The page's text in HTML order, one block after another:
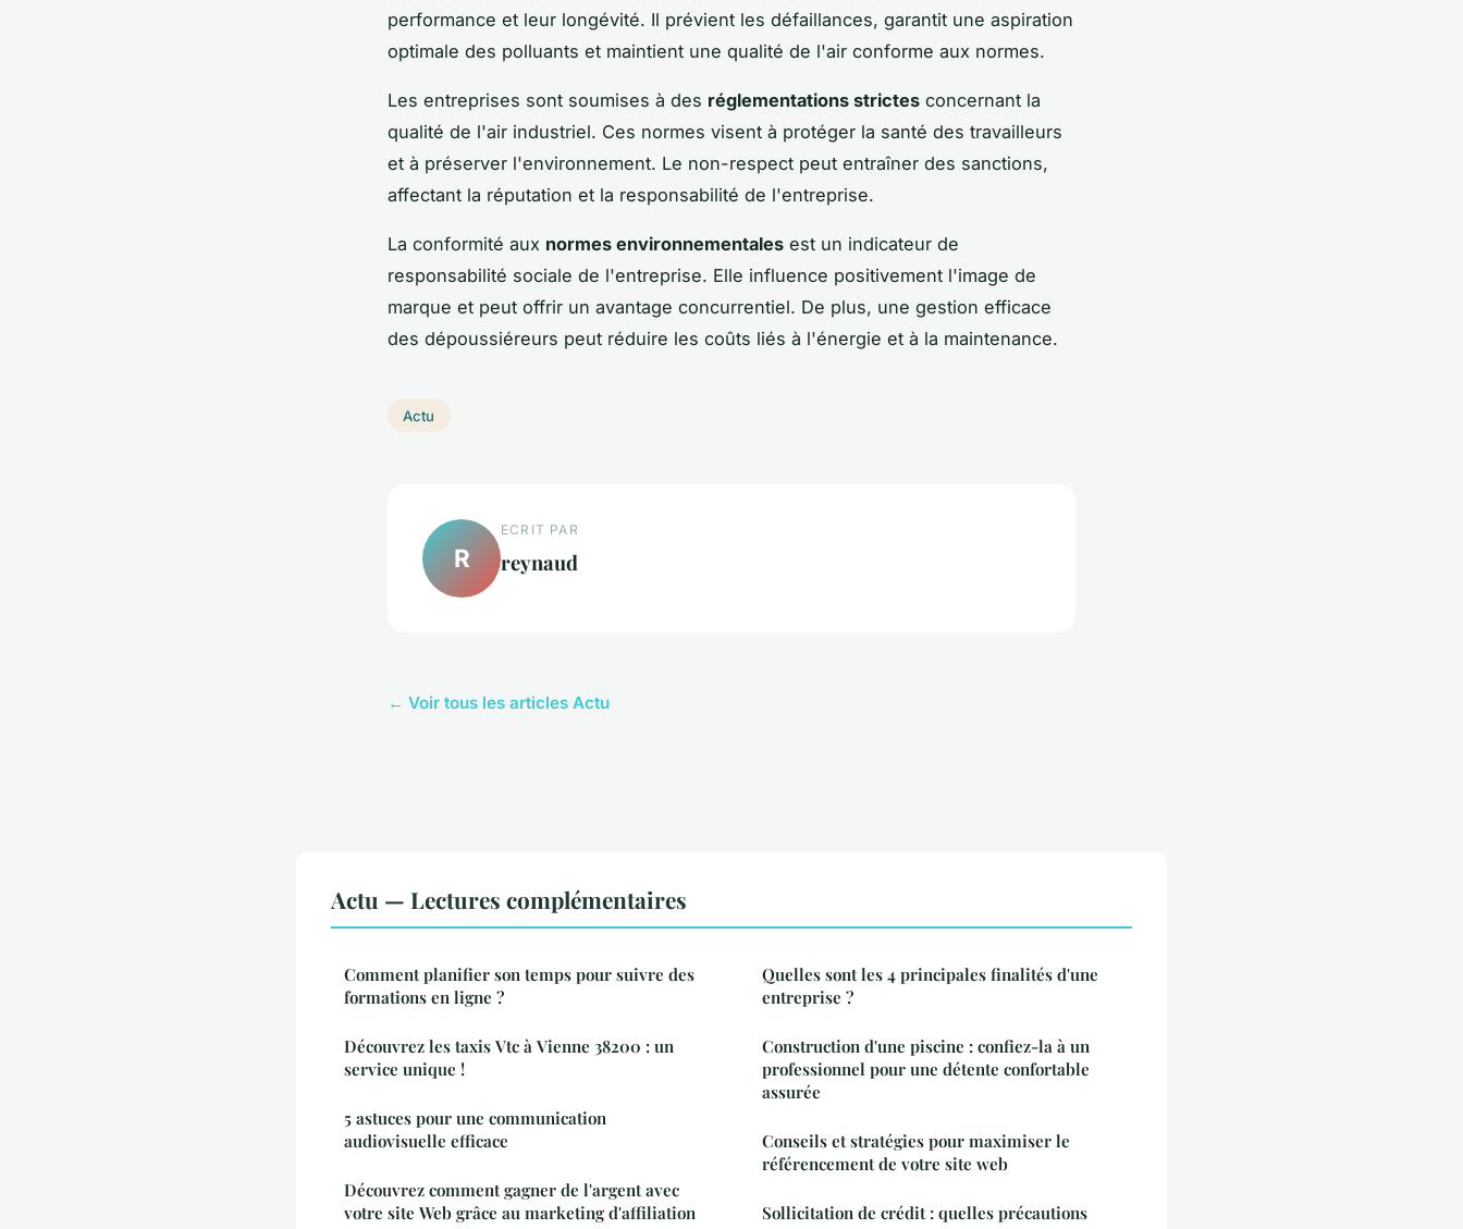
performance et leur longévité. Il prévient les défaillances, garantit une aspiration
optimale des polluants et maintient une qualité de l'air conforme aux normes.
Les entreprises sont soumises à des réglementations strictes concernant la
qualité de l'air industriel. Ces normes visent à protéger la santé des travailleurs
et à préserver l'environnement. Le non-respect peut entraîner des sanctions,
affectant la réputation et la responsabilité de l'entreprise.
La conformité aux normes environnementales est un indicateur de
responsabilité sociale de l'entreprise. Elle influence positivement l'image de
marque et peut offrir un avantage concurrentiel. De plus, une gestion efficace
des dépoussiéreurs peut réduire les coûts liés à l'énergie et à la maintenance.
Actu
R
ECRIT PAR
reynaud
← Voir tous les articles Actu
Actu — Lectures complémentaires
Comment planifier son temps pour suivre des
formations en ligne ?
Découvrez les taxis Vtc à Vienne 38200 : un
service unique !
5 astuces pour une communication
audiovisuelle efficace
Découvrez comment gagner de l'argent avec
votre site Web grâce au marketing d'affiliation
Quelles sont les 4 principales finalités d'une
entreprise ?
Construction d'une piscine : confiez-la à un
professionnel pour une détente confortable
assurée
Conseils et stratégies pour maximiser le
référencement de votre site web
Sollicitation de crédit : quelles précautions